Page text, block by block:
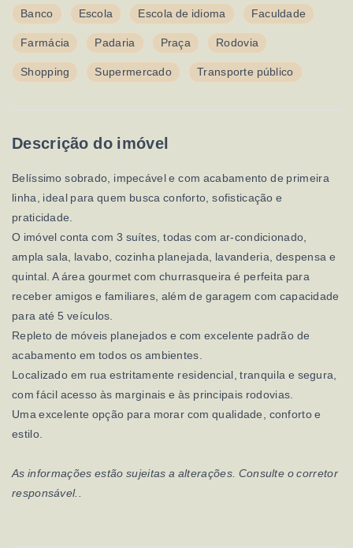
Banco Escola Escola de idioma Faculdade
Farmácia Padaria Praça Rodovia
Shopping Supermercado Transporte público
Descrição do imóvel
Belíssimo sobrado, impecável e com acabamento de primeira
linha, ideal para quem busca conforto, sofisticação e
praticidade.
O imóvel conta com 3 suítes, todas com ar-condicionado,
ampla sala, lavabo, cozinha planejada, lavanderia, despensa e
quintal. A área gourmet com churrasqueira é perfeita para
receber amigos e familiares, além de garagem com capacidade
para até 5 veículos.
Repleto de móveis planejados e com excelente padrão de
acabamento em todos os ambientes.
Localizado em rua estritamente residencial, tranquila e segura,
com fácil acesso às marginais e às principais rodovias.
Uma excelente opção para morar com qualidade, conforto e
estilo.
As informações estão sujeitas a alterações. Consulte o corretor
responsável..